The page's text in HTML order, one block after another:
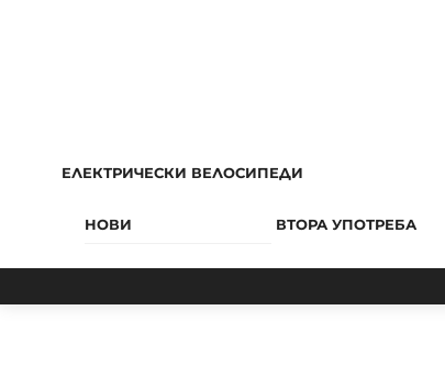
ЕЛЕКТРИЧЕСКИ ВЕЛОСИПЕДИ
НОВИ ВТОРА УПОТРЕБА